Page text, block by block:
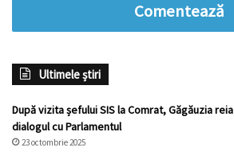
Comentează
Ultimele știri
După vizita șefului SIS la Comrat, Găgăuzia reia
dialogul cu Parlamentul
23 octombrie 2025